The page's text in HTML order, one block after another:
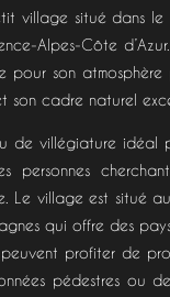
village situé dans le
Alpes-Côte
pour son atmosphère
son cadre naturel
de villégiature idéal
Le village est situé
qui offre des
peuvent profiter de
pédestres ou